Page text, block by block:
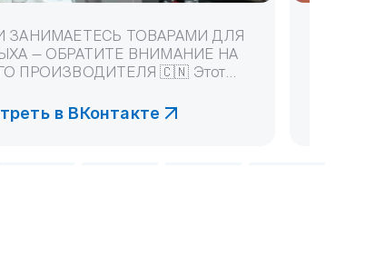
ЗАНИМАЕТЕСЬ ТОВАРАМИ ДЛЯ
— ОБРАТИТЕ ВНИМАНИЕ НА
ПРОИЗВОДИТЕЛЯ 🇨🇳 Этот
в ВКонтакте